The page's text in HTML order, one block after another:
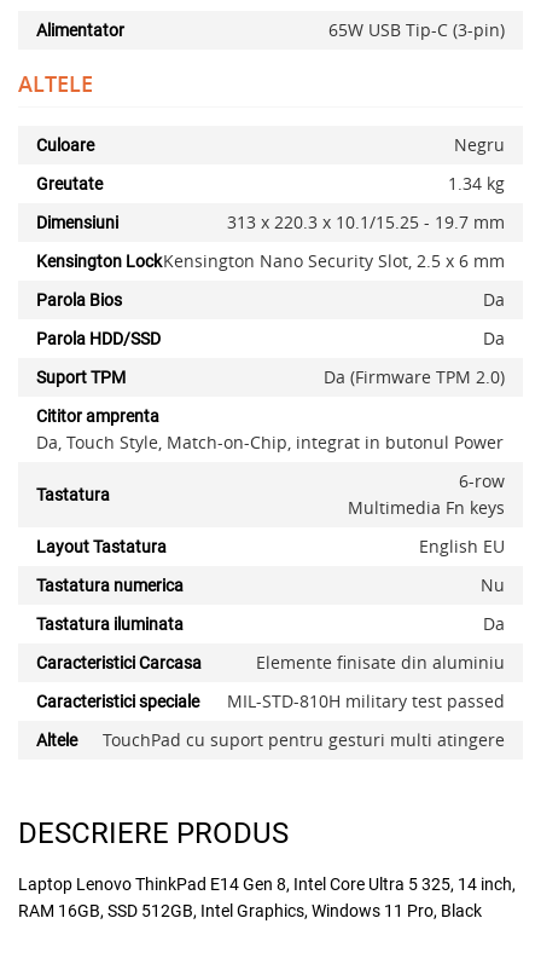
Alimentator 65W USB Tip-C (3-pin)
ALTELE
Culoare Negru
Greutate 1.34 kg
Dimensiuni 313 x 220.3 x 10.1/15.25 - 19.7 mm
Kensington LockKensington Nano Security Slot, 2.5 x 6 mm
Parola Bios Da
Parola HDD/SSD Da
Suport TPM Da (Firmware TPM 2.0)
Cititor amprenta
Da, Touch Style, Match-on-Chip, integrat in butonul Power
Tastatura
6-row
Multimedia Fn keys
Layout Tastatura English EU
Tastatura numerica Nu
Tastatura iluminata Da
Caracteristici Carcasa Elemente finisate din aluminiu
Caracteristici speciale MIL-STD-810H military test passed
Altele TouchPad cu suport pentru gesturi multi atingere
DESCRIERE PRODUS
Laptop Lenovo ThinkPad E14 Gen 8, Intel Core Ultra 5 325, 14 inch,
RAM 16GB, SSD 512GB, Intel Graphics, Windows 11 Pro, Black